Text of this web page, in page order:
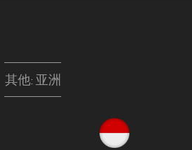
其他: 亚洲